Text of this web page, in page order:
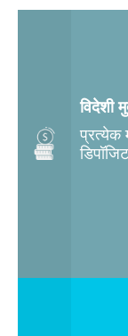
विदेशी
प्रत्येक